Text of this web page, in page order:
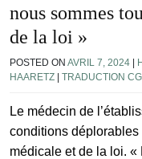
nous sommes
de la loi »
POSTED ON AVRIL 7, 2024 |
HAARETZ | TRADUCTION
Le médecin de
conditions déplorables
médicale et de la loi.